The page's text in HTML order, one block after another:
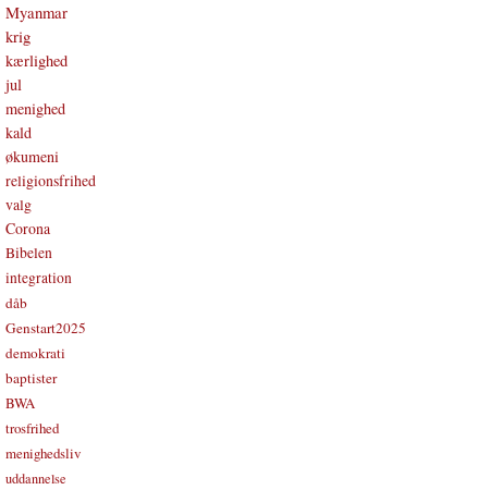
Myanmar
krig
kærlighed
jul
menighed
kald
økumeni
religionsfrihed
valg
Corona
Bibelen
integration
dåb
Genstart2025
demokrati
baptister
BWA
trosfrihed
menighedsliv
uddannelse